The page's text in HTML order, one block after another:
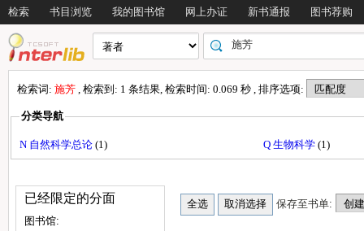
检索 书目浏览 我的图书馆 网上办证 新书通报 图书荐购
检索词: 施芳 , 检索到: 1 条结果, 检索时间: 0.069 秒 , 排序选项:
分类导航
N 自然科学总论 (1) Q 生物科学 (1)
已经限定的分面
图书馆:
保存至书单: